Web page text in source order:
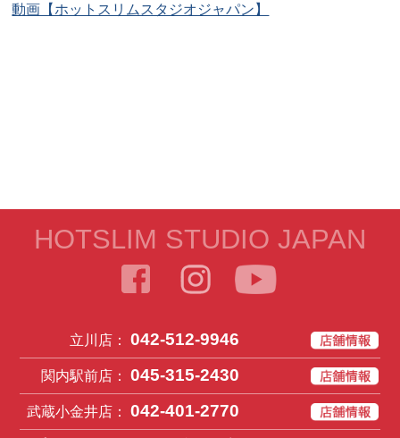
動画【ホットスリムスタジオジャパン】
HOTSLIM STUDIO JAPAN
立川店： 042-512-9946
関内駅前店： 045-315-2430
武蔵小金井店： 042-401-2770